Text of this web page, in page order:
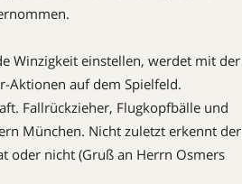
Winzigkeit einstellen, werdet mit der
Aktionen auf dem Spielfeld.
Fallrückzieher, Flugkopfbälle und
München. Nicht zuletzt erkennt der
oder nicht (Gruß an Herrn Osmers